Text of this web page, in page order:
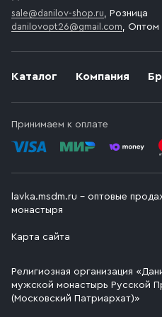
Каталог Компания
Принимаем к оплате
sale@danilov-shop.ru, Розница
danilovopt26@gmail.com, Оптом
lavka.msdm.ru – оптовые
монастыря
Карта сайта
Религиозная организация
мужской монастырь Русской
(Московский Патриархат)»